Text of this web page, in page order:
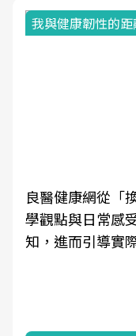
我與健康韌性的
良醫健康網從「
學觀點與日常感
知，進而引導實